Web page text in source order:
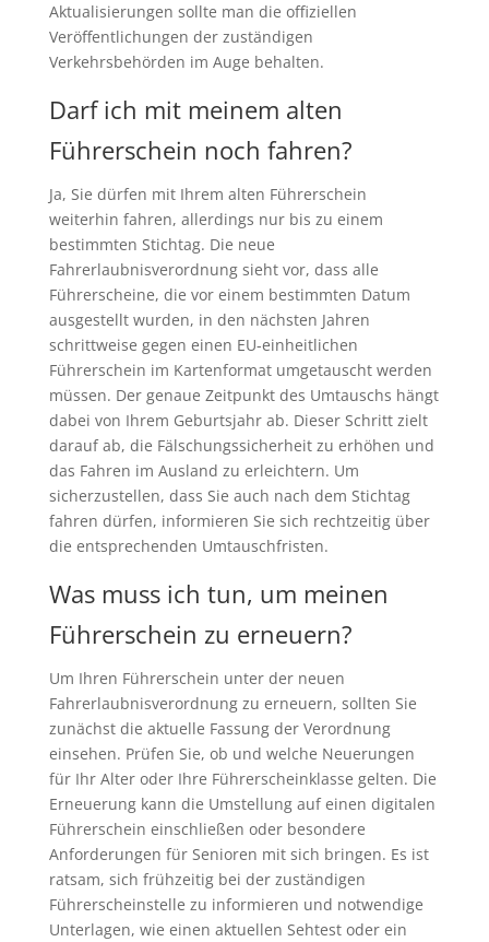
Aktualisierungen sollte man die offiziellen
Veröffentlichungen der zuständigen
Verkehrsbehörden im Auge behalten.
Darf ich mit meinem alten
Führerschein noch fahren?
Ja, Sie dürfen mit Ihrem alten Führerschein
weiterhin fahren, allerdings nur bis zu einem
bestimmten Stichtag. Die neue
Fahrerlaubnisverordnung sieht vor, dass alle
Führerscheine, die vor einem bestimmten Datum
ausgestellt wurden, in den nächsten Jahren
schrittweise gegen einen EU-einheitlichen
Führerschein im Kartenformat umgetauscht werden
müssen. Der genaue Zeitpunkt des Umtauschs hängt
dabei von Ihrem Geburtsjahr ab. Dieser Schritt zielt
darauf ab, die Fälschungssicherheit zu erhöhen und
das Fahren im Ausland zu erleichtern. Um
sicherzustellen, dass Sie auch nach dem Stichtag
fahren dürfen, informieren Sie sich rechtzeitig über
die entsprechenden Umtauschfristen.
Was muss ich tun, um meinen
Führerschein zu erneuern?
Um Ihren Führerschein unter der neuen
Fahrerlaubnisverordnung zu erneuern, sollten Sie
zunächst die aktuelle Fassung der Verordnung
einsehen. Prüfen Sie, ob und welche Neuerungen
für Ihr Alter oder Ihre Führerscheinklasse gelten. Die
Erneuerung kann die Umstellung auf einen digitalen
Führerschein einschließen oder besondere
Anforderungen für Senioren mit sich bringen. Es ist
ratsam, sich frühzeitig bei der zuständigen
Führerscheinstelle zu informieren und notwendige
Unterlagen, wie einen aktuellen Sehtest oder ein